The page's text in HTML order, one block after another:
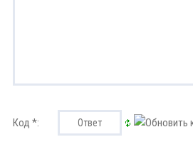
Код *: